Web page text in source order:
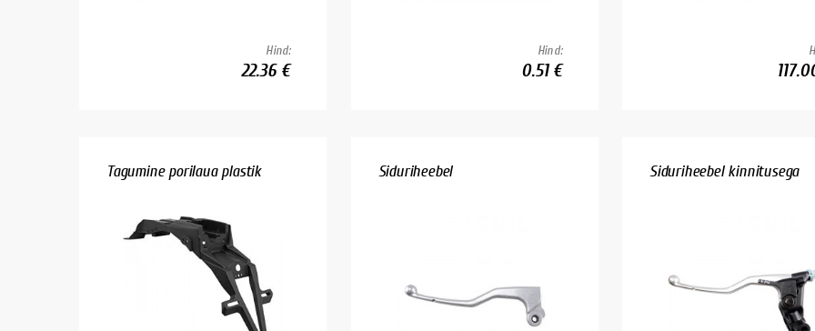
Hind:
22.36 €
Hind:
0.51 €
Tagumine porilaua plastik Siduriheebel Siduriheebel kinnitusega